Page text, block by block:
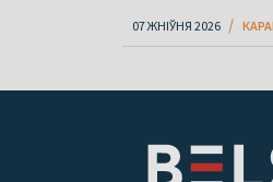
07 ЖНІЎНЯ 2026